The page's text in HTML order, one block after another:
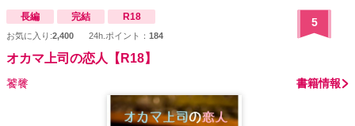
長編 完結 R18
お気に入り:2,400 24h.ポイント： 184
5
オカマ上司の恋人【R18】
饕餮 書籍情報